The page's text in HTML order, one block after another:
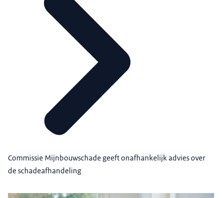
Commissie Mijnbouwschade geeft onafhankelijk advies over
de schadeafhandeling